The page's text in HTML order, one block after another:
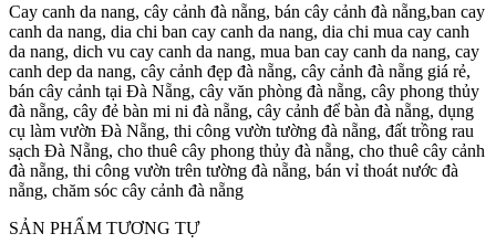
Cay canh da nang, cây cảnh đà nẵng, bán cây cảnh đà nẵng,ban cay
canh da nang, dia chi ban cay canh da nang, dia chi mua cay canh
da nang, dich vu cay canh da nang, mua ban cay canh da nang, cay
canh dep da nang, cây cảnh đẹp đà nẵng, cây cảnh đà nẵng giá rẻ,
bán cây cảnh tại Đà Nẵng, cây văn phòng đà nẵng, cây phong thủy
đà nẵng, cây đẻ bàn mi ni đà nẵng, cây cảnh để bàn đà nẵng, dụng
cụ làm vườn Đà Nẵng, thi công vườn tường đà nẵng, đất trồng rau
sạch Đà Nẵng, cho thuê cây phong thủy đà nẵng, cho thuê cây cảnh
đà nẵng, thi công vườn trên tường đà nẵng, bán vỉ thoát nước đà
nẵng, chăm sóc cây cảnh đà nẵng
SẢN PHẨM TƯƠNG TỰ